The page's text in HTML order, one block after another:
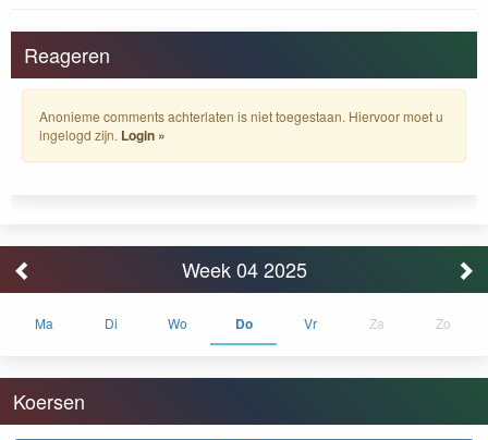
Reageren
Anonieme comments achterlaten is niet toegestaan. Hiervoor moet u
ingelogd zijn. Login »
Week 04 2025
Ma Di Wo Do Vr Za Zo
Koersen